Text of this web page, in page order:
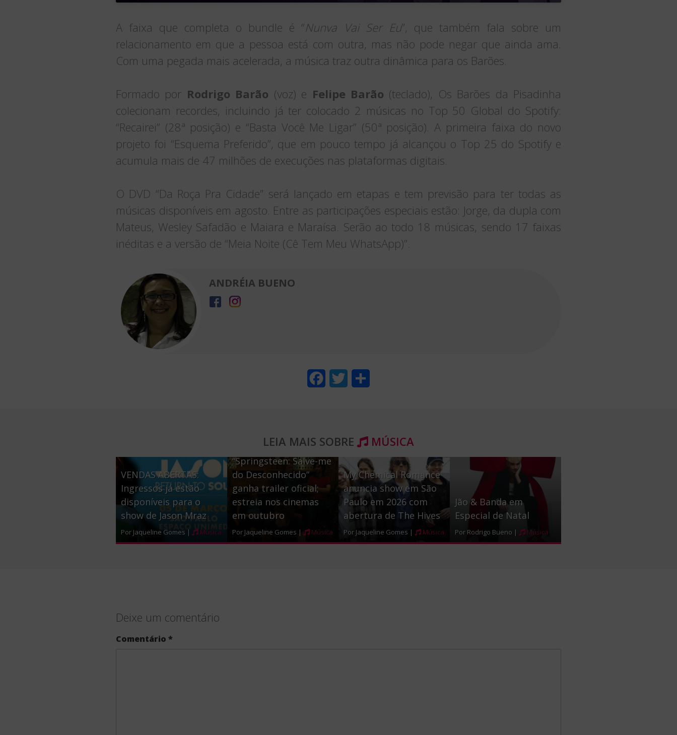
A faixa que completa o bundle é “Nunva Vai Ser Eu”, que também fala sobre um
relacionamento em que a pessoa está com outra, mas não pode negar que ainda ama.
Com uma pegada mais acelerada, a música traz outra dinâmica para os Barões.
Formado por Rodrigo Barão (voz) e Felipe Barão (teclado), Os Barões da Pisadinha
colecionam recordes, incluindo já ter colocado 2 músicas no Top 50 Global do Spotify:
“Recairei” (28ª posição) e “Basta Você Me Ligar” (50ª posição). A primeira faixa do novo
projeto foi “Esquema Preferido”, que em pouco tempo já alcançou o Top 25 do Spotify e
acumula mais de 47 milhões de execuções nas plataformas digitais.
O DVD “Da Roça Pra Cidade” será lançado em etapas e tem previsão para ter todas as
músicas disponíveis em agosto. Entre as participações especiais estão: Jorge, da dupla com
Mateus, Wesley Safadão e Maiara e Maraísa. Serão ao todo 18 músicas, sendo 17 faixas
inéditas e a versão de “Meia Noite (Cê Tem Meu WhatsApp)”.
ANDRÉIA BUENO
o
e
r
LEIA MAIS SOBRE MÚSICA
VENDAS ABERTAS:
Ingressos já estão
disponíveis para o
show de Jason Mraz
Por Jaqueline Gomes | Música
“Springsteen: Salve-me
do Desconhecido”
ganha trailer oficial;
estreia nos cinemas
em outubro
Por Jaqueline Gomes | Música
My Chemical Romance
anuncia show em São
Paulo em 2026 com
abertura de The Hives
Por Jaqueline Gomes | Música
Jão & Banda em
Especial de Natal
Por Rodrigo Bueno | Música
Deixe um comentário
Comentário *